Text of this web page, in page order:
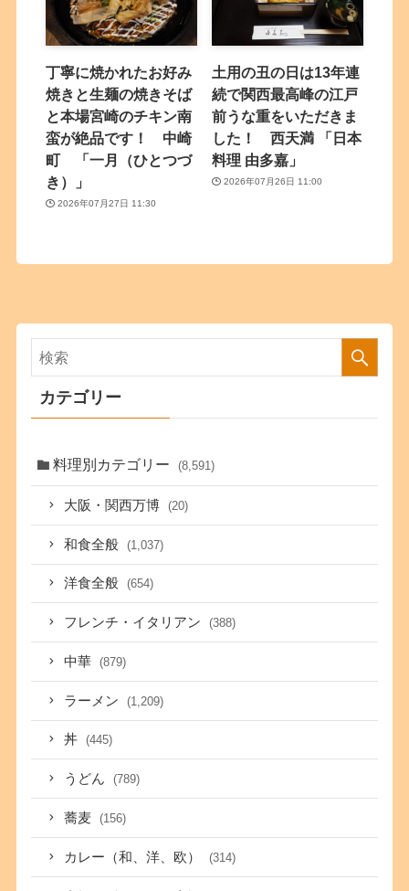
丁寧に焼かれたお好み
焼きと生麺の焼きそば
と本場宮崎のチキン南
蛮が絶品です！ 中崎
町 「一月（ひとつづ
き）」
2026年07月27日 11:30
土用の丑の日は13年連
続で関西最高峰の江戸
前うな重をいただきま
した！ 西天満 「日本
料理 由多嘉」
2026年07月26日 11:00
カテゴリー
料理別カテゴリー (8,591)
大阪・関西万博 (20)
和食全般 (1,037)
洋食全般 (654)
フレンチ・イタリアン (388)
中華 (879)
ラーメン (1,209)
丼 (445)
うどん (789)
蕎麦 (156)
カレー（和、洋、欧） (314)